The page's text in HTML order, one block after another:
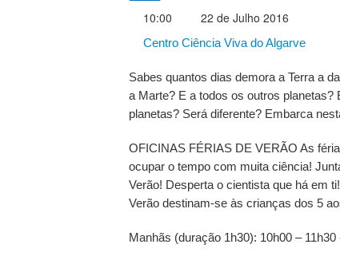
10:00 22 de Julho 2016
Centro Ciência Viva do Algarve
Sabes quantos dias demora a Terra a
a Marte? E a todos os outros planetas?
planetas? Será diferente? Embarca
OFICINAS FÉRIAS DE VERÃO As
ocupar o tempo com muita ciência!
Verão! Desperta o cientista que há em
Verão destinam-se às crianças dos 5
Manhãs (duração 1h30): 10h00 –